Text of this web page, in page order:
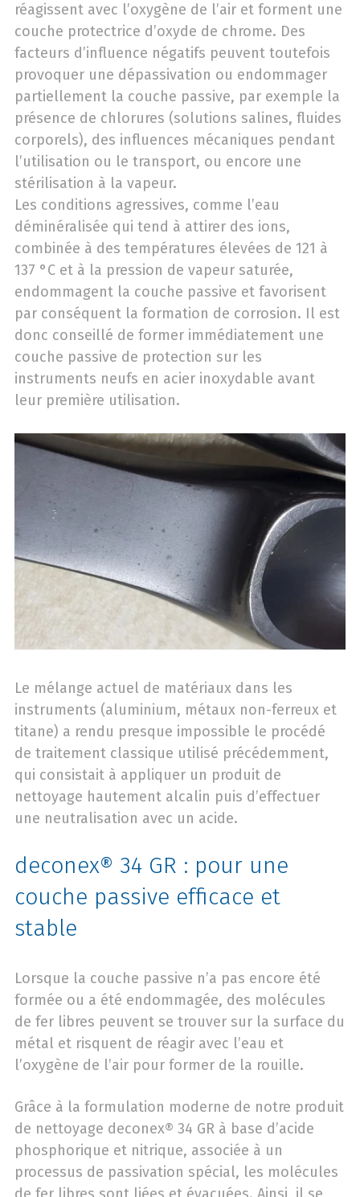
réagissent avec l’oxygène de l’air et forment une
couche protectrice d’oxyde de chrome. Des
facteurs d’influence négatifs peuvent toutefois
provoquer une dépassivation ou endommager
partiellement la couche passive, par exemple la
présence de chlorures (solutions salines, fluides
corporels), des influences mécaniques pendant
l’utilisation ou le transport, ou encore une
stérilisation à la vapeur.
Les conditions agressives, comme l’eau
déminéralisée qui tend à attirer des ions,
combinée à des températures élevées de 121 à
137 °C et à la pression de vapeur saturée,
endommagent la couche passive et favorisent
par conséquent la formation de corrosion. Il est
donc conseillé de former immédiatement une
couche passive de protection sur les
instruments neufs en acier inoxydable avant
leur première utilisation.
Le mélange actuel de matériaux dans les
instruments (aluminium, métaux non-ferreux et
titane) a rendu presque impossible le procédé
de traitement classique utilisé précédemment,
qui consistait à appliquer un produit de
nettoyage hautement alcalin puis d’effectuer
une neutralisation avec un acide.
deconex® 34 GR : pour une
couche passive efficace et
stable
Lorsque la couche passive n’a pas encore été
formée ou a été endommagée, des molécules
de fer libres peuvent se trouver sur la surface du
métal et risquent de réagir avec l’eau et
l’oxygène de l’air pour former de la rouille.
Grâce à la formulation moderne de notre produit
de nettoyage deconex® 34 GR à base d’acide
phosphorique et nitrique, associée à un
processus de passivation spécial, les molécules